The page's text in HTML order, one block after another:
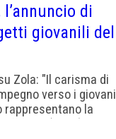
di
giovanili del
Zola: "Il carisma di
verso i giovani
rappresentano la
futuro" (Ansa)